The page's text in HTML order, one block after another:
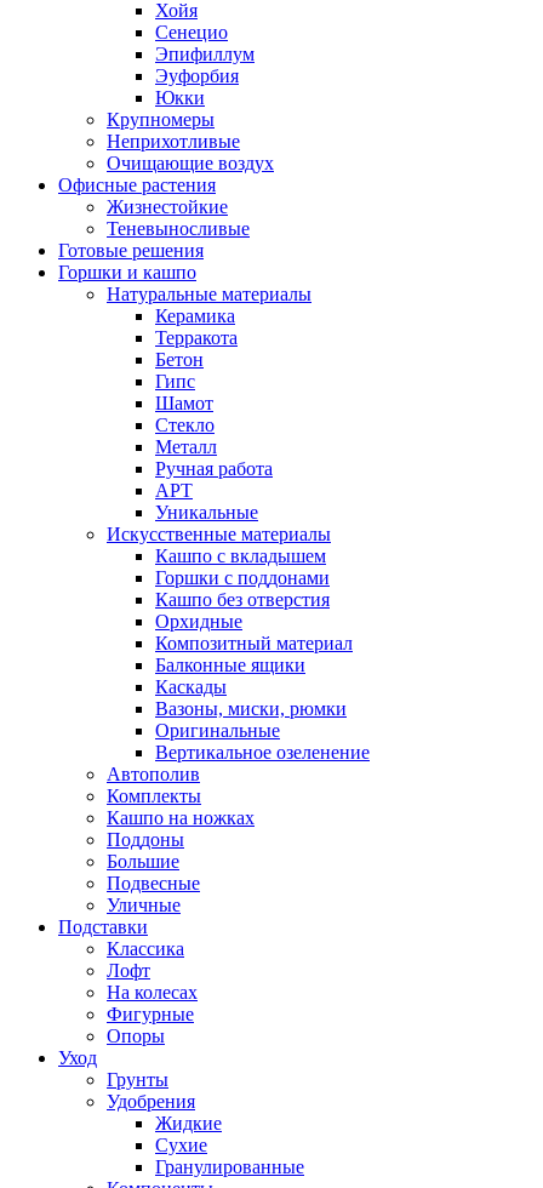
Хойя
Сенецио
Эпифиллум
Эуфорбия
Юкки
Крупномеры
Неприхотливые
Очищающие воздух
Офисные растения
Жизнестойкие
Теневыносливые
Готовые решения
Горшки и кашпо
Натуральные материалы
Керамика
Терракота
Бетон
Гипс
Шамот
Стекло
Металл
Ручная работа
АРТ
Уникальные
Искусственные материалы
Кашпо с вкладышем
Горшки с поддонами
Кашпо без отверстия
Орхидные
Композитный материал
Балконные ящики
Каскады
Вазоны, миски, рюмки
Оригинальные
Вертикальное озеленение
Автополив
Комплекты
Кашпо на ножках
Поддоны
Большие
Подвесные
Уличные
Подставки
Классика
Лофт
На колесах
Фигурные
Опоры
Уход
Грунты
Удобрения
Жидкие
Сухие
Гранулированные